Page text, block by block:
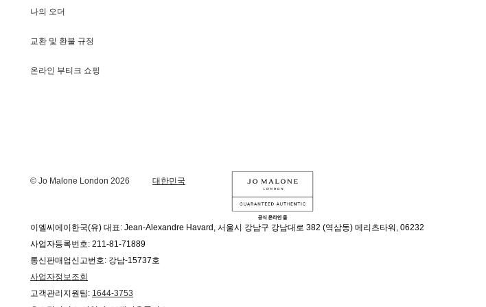
나의 오더
교환 및 환불 규정
온라인 부티크 쇼핑
대한민국
© Jo Malone London 2026
이엘씨에이한국(유) 대표: Jean-Alexandre Havard, 서울시 강남구 강남대로 382 (역삼동) 메리츠타워, 06232
사업자등록번호: 211-81-71889
통신판매업신고번호: 강남-15737호
사업자정보조회
고객관리지원팀: 1644-3753